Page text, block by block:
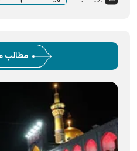
مطالب